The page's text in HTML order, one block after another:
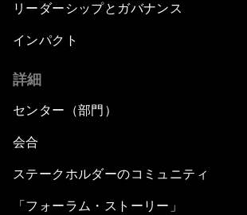
リーダーシップとガバナンス
インパクト
詳細
センター（部門）
会合
ステークホルダーのコミュニティ
「フォーラム・ストーリー」